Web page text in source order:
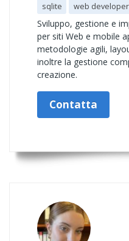
sqlite
web developer
Sviluppo, gestione e
per siti Web e mobile
metodologie agili,
inoltre la gestione
creazione.
Contatta